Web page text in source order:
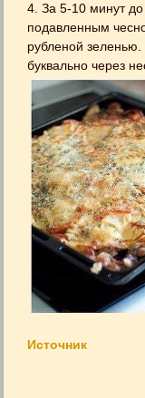
4. За 5-10 минут до
подавленным
рубленой зеленью.
буквально через
Источник